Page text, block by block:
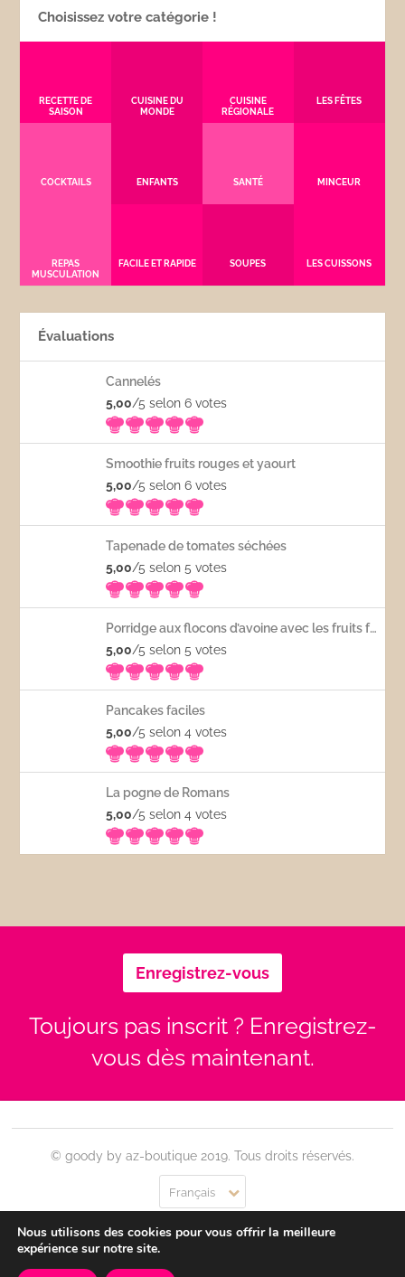
Choisissez votre catégorie !
RECETTE DE
SAISON
CUISINE DU
MONDE
CUISINE
RÉGIONALE
LES FÊTES
COCKTAILS ENFANTS SANTÉ MINCEUR
REPAS
MUSCULATION
FACILE ET RAPIDE SOUPES LES CUISSONS
Évaluations
Cannelés
5,00/5 selon 6votes
Smoothie fruits rouges et yaourt
5,00/5 selon 6votes
Tapenade de tomates séchées
5,00/5 selon 5votes
Porridge aux flocons d’avoine avec les fruits frais
5,00/5 selon 5votes
Pancakes faciles
5,00/5 selon 4votes
La pogne de Romans
5,00/5 selon 4votes
Enregistrez-vous
Toujours pas inscrit ? Enregistrez-
vous dès maintenant.
© goody by az-boutique 2019. Tous droits réservés.
Français
Contact Se connecter Confidentialité CGU
Nous utilisons des cookies pour vous offrir la meilleure
expérience sur notre site.